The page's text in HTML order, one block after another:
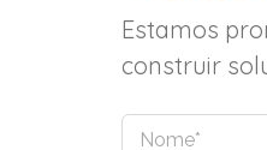
Estamos
construir